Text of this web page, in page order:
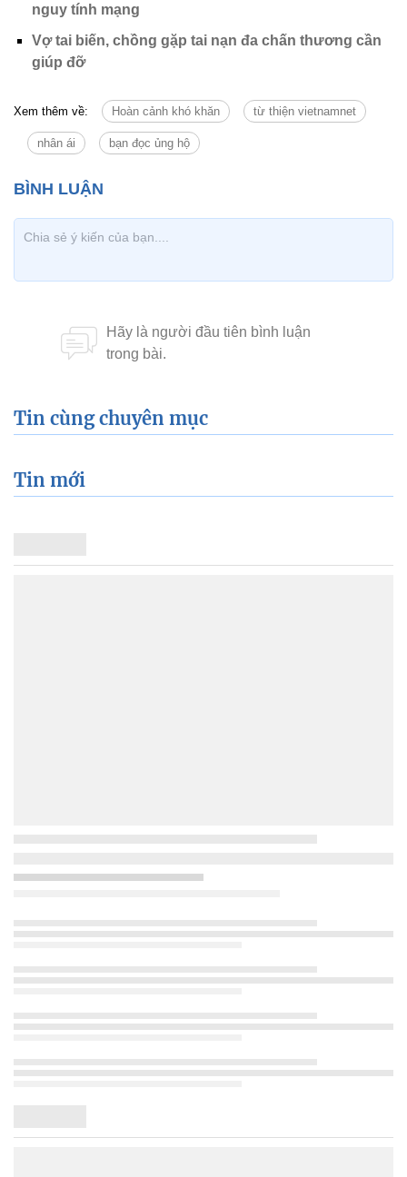
nguy tính mạng
Vợ tai biến, chồng gặp tai nạn đa chấn thương cần
giúp đỡ
Xem thêm về: Hoàn cảnh khó khăn từ thiện vietnamnet
nhân ái bạn đọc ủng hộ
Tin cùng chuyên mục
Tin mới